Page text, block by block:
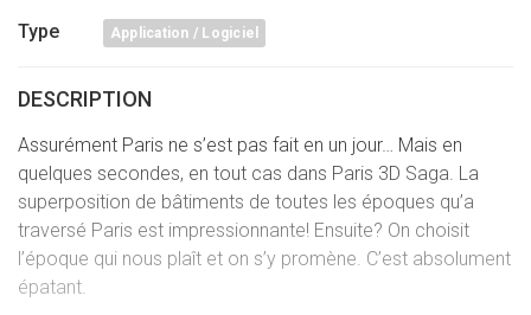
Type Application / Logiciel
DESCRIPTION
Assurément Paris ne s’est pas fait en un jour… Mais en
quelques secondes, en tout cas dans Paris 3D Saga. La
superposition de bâtiments de toutes les époques qu’a
traversé Paris est impressionnante! Ensuite? On choisit
l’époque qui nous plaît et on s’y promène. C’est absolument
épatant.